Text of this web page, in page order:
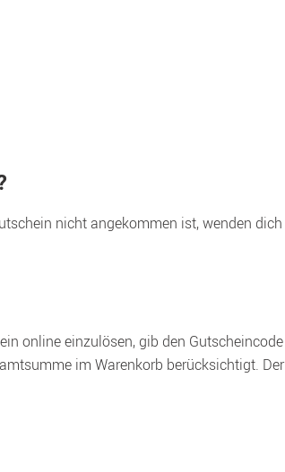
nicht angekommen ist, wenden dich
online einzulösen, gib den Gutscheincode
im Warenkorb berücksichtigt. Der